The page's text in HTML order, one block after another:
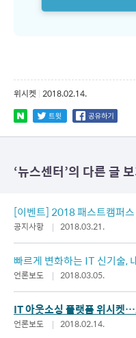
위시켓 2018.02.14.
‘뉴스센터 ’의 다른 글 보
[이벤트] 2018 패스트캠퍼
공지사항 2018.03.21.
빠르게 변화하는 IT 신기술,
급부상
언론보도 2018.03.05.
IT 아웃소싱 플랫폼 위시켓
언론보도 2018.02.14.